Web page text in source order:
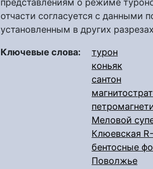
представлениям о режиме
отчасти согласуется с данными
установленным в других
Ключевые слова:
турон
коньяк
сантон
Меловой
Клюевская
бентосные
Поволжье